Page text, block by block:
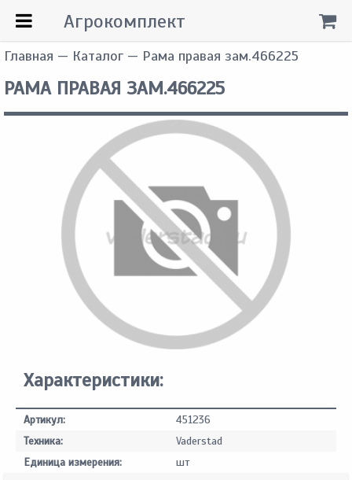
Главная — Каталог — Рама правая зам.466225
РАМА ПРАВАЯ ЗАМ.466225
Характеристики:
Артикул:
451236
Техника:
Vaderstad
Единица измерения:
шт
Агрокомплект